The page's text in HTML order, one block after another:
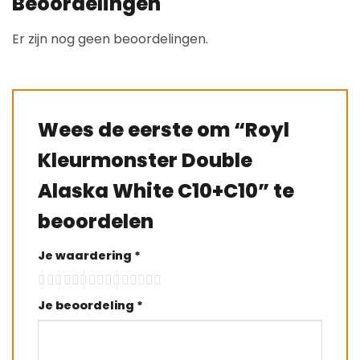
Er zijn nog geen beoordelingen.
Wees de eerste om “Royl
Kleurmonster Double
Alaska White C10+C10” te
beoordelen
Je waardering *
Je beoordeling *